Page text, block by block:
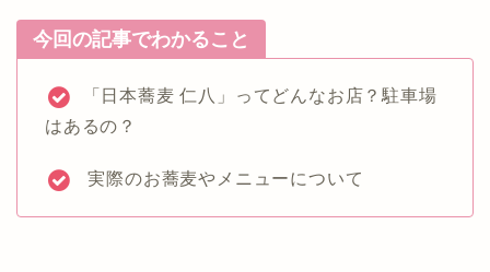
今回の記事でわかること
「日本蕎麦 仁八」ってどんなお店？駐車場
はあるの？
実際のお蕎麦やメニューについて